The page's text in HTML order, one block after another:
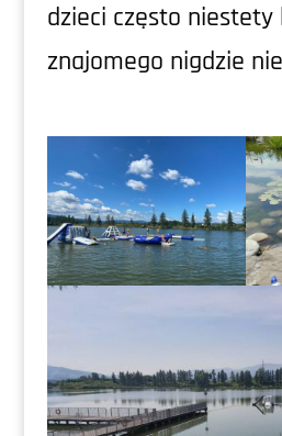
dzieci często niestety
znajomego nigdzie